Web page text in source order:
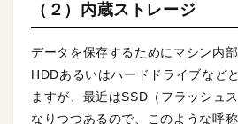
（２）内蔵ストレージ
データを保存するためにマシン内部
HDDあるいはハードドライブなど
ますが、最近はSSD（フラッシュ
なりつつあるので、このような呼